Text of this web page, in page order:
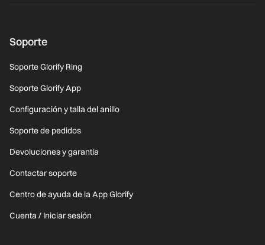
Soporte
Soporte Glorify Ring
Soporte Glorify App
Configuración y talla del anillo
Soporte de pedidos
Devoluciones y garantía
Contactar soporte
Centro de ayuda de la App Glorify
Cuenta / Iniciar sesión